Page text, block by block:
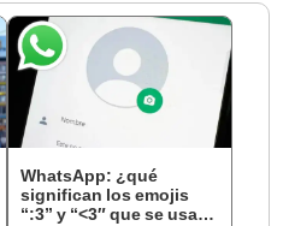
WhatsApp: ¿qué
significan los emojis
“:3” y “<3″ que se usan